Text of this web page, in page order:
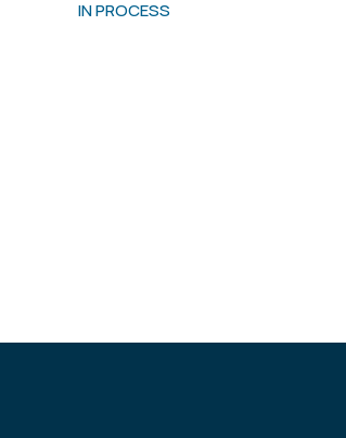
IN PROCESS